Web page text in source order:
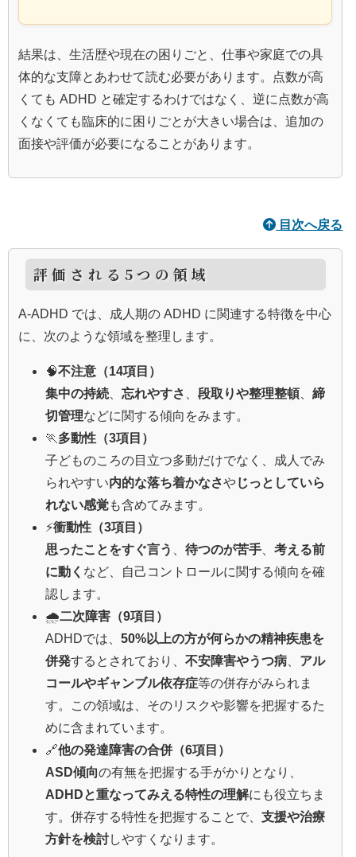
結果は、生活歴や現在の困りごと、仕事や家庭での具
体的な支障とあわせて読む必要があります。点数が高
くても ADHD と確定するわけではなく、逆に点数が高
くなくても臨床的に困りごとが大きい場合は、追加の
面接や評価が必要になることがあります。
目次へ戻る
評価される5つの領域
A-ADHD では、成人期の ADHD に関連する特徴を中心
に、次のような領域を整理します。
🧠不注意（14項目）
集中の持続 、忘れやすさ 、段取りや整理整頓 、締
切管理などに関する傾向をみます。
🏃 多動性（3項目）
子どものころの目立つ多動だけでなく、成人でみ
られやすい内的な落ち着かなさやじっとしていら
れない感覚も含めてみます。
⚡衝動性（3項目）
思ったことをすぐ言う
、待つのが苦手 、考える前
に動く など、自己コントロールに関する傾向を確
認します。
🌧️二次障害（9項目）
ADHDでは、50%以上の方が何らかの精神疾患を
併発するとされており、不安障害やうつ病
アル
コールやギャンブル依存症等の併存がみられま
す。この領域は、そのリスクや影響を把握するた
めに含まれています。
🔗他の発達障害の合併（6項目）
ASD傾向の有無を把握する手がかりとなり、
ADHDと重なってみえる特性の理解にも役立ちま
す。併存する特性を把握することで、支援や治療
方針を検討しやすくなります。